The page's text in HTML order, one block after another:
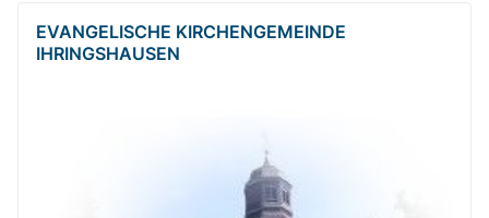
EVANGELISCHE KIRCHENGEMEINDE
IHRINGSHAUSEN